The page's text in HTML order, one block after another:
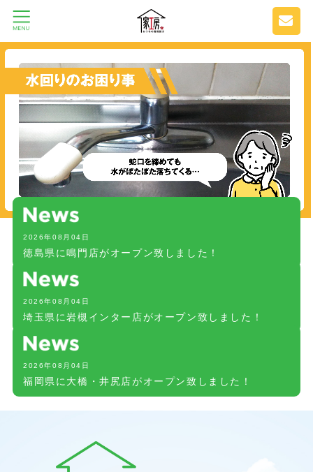
2026年08月04日
徳島県に鳴門店がオープン致しました！
2026年08月04日
埼玉県に岩槻インター店がオープン致しました！
2026年08月04日
福岡県に大橋・井尻店がオープン致しました！